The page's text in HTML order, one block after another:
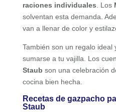
raciones individuales. Los
solventan esta demanda.
van a llenar de color y
También son un regalo ideal
sumarse a tu vajilla. Los
Staub son una celebración
cocina bien hecha.
Recetas de gazpacho
Staub